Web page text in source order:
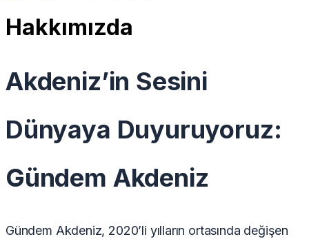
Hakkımızda
Akdeniz’in Sesini
Dünyaya Duyuruyoruz:
Gündem Akdeniz
Gündem Akdeniz, 2020’li yılların ortasında değişen